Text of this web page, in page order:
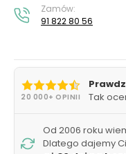
Zamów:
91 822 80 56
20 000+ OPINII
Tak
Od 2006 roku
Dlatego dajemy